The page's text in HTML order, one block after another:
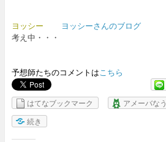
ヨッシー
ヨッシーさんのブログ
考え中・・・
予想師たちのコメントはこちら
はてなブックマーク
アメーバなう
続き